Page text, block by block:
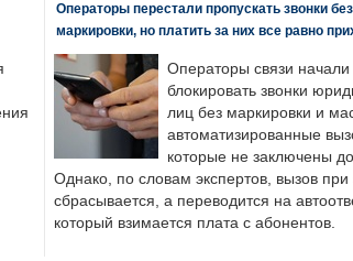
Операторы перестали пропускать звонки без
маркировки, но платить за них все равно
Операторы связи начали
блокировать звонки
лиц без маркировки и
автоматизированные
которые не заключены
Однако, по словам экспертов, вызов при
сбрасывается, а переводится на
который взимается плата с абонентов.